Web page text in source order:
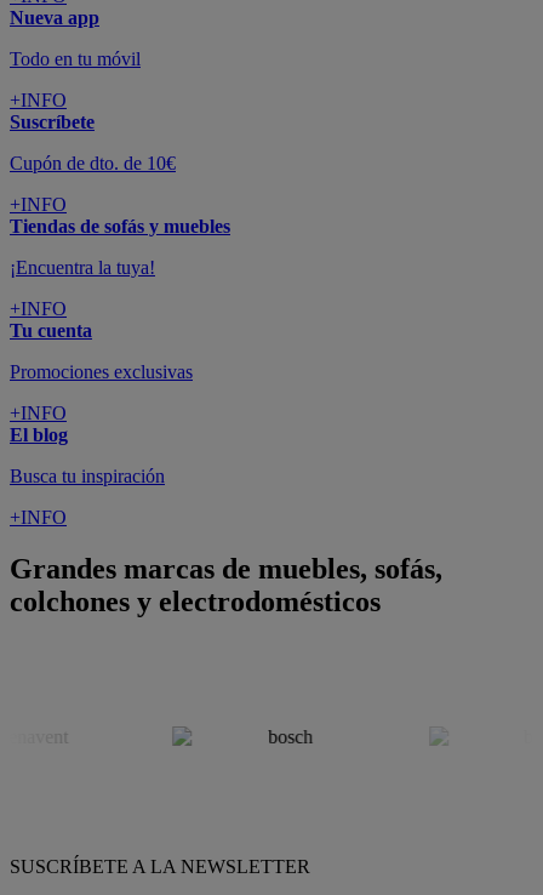
Nueva app
Todo en tu móvil
+INFO
Suscríbete
Cupón de dto. de 10€
+INFO
Tiendas de sofás y muebles
¡Encuentra la tuya!
+INFO
Tu cuenta
Promociones exclusivas
+INFO
El blog
Busca tu inspiración
+INFO
Grandes marcas de muebles, sofás,
colchones y electrodomésticos
SUSCRÍBETE A LA NEWSLETTER